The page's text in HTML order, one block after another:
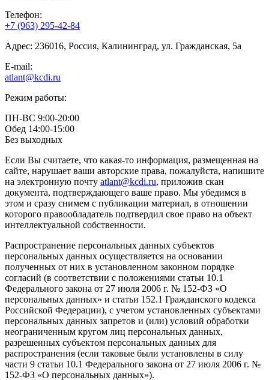
Телефон:
+7 (963) 295-42-84
Адрес: 236016, Россия, Калининград, ул. Гражданская, 5а
E-mail:
atlant@kcdi.ru
Режим работы:
ПН-ВС 9:00-20:00
Обед 14:00-15:00
Без выходных
Если Вы считаете, что какая-то информация, размещенная на
сайте, нарушает ваши авторские права, пожалуйста, напишите
на электронную почту atlant@kcdi.ru, приложив скан
документа, подтверждающего ваше право. Мы убедимся в
этом и сразу снимем с публикации материал, в отношении
которого правообладатель подтвердил свое право на объект
интеллектуальной собственности.
Распространение персональных данных субъектов
персональных данных осуществляется на основании
полученных от них в установленном законном порядке
согласий (в соответствии с положениями статьи 10.1
Федерального закона от 27 июля 2006 г. № 152-ФЗ «О
персональных данных» и статьи 152.1 Гражданского кодекса
Российской Федерации), с учетом установленных субъектами
персональных данных запретов и (или) условий обработки
неограниченным кругом лиц персональных данных,
разрешенных субъектом персональных данных для
распространения (если таковые были установлены в силу
части 9 статьи 10.1 Федерального закона от 27 июля 2006 г. №
152-ФЗ «О персональных данных»).